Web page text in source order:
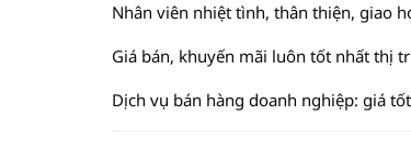
Nhân viên nhiệt tình, thân thiện, giao
Giá bán, khuyến mãi luôn tốt nhất thị
Dịch vụ bán hàng doanh nghiệp: giá